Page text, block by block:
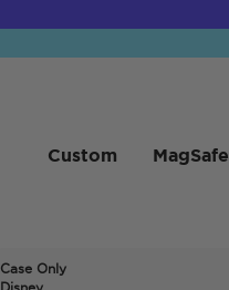
Custom MagSafe
Case Only